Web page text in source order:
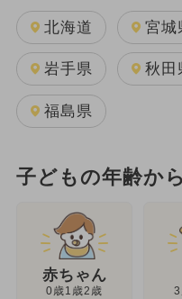
北海道 宮城
岩手県 秋田
福島県
子どもの年齢か
赤ちゃん
0歳1歳2歳